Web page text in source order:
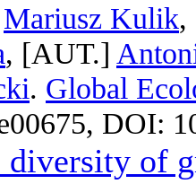
Mariusz Kulik
, [AUT.]
. Global
DOI:
diversity of